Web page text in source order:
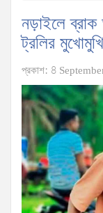
নড়াইলে
ট্রলির
প্রকাশ: 8